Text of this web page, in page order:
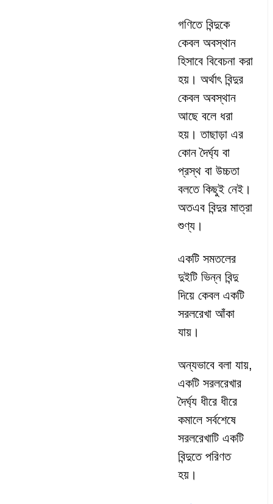
গণিতে বিন্দুকে
কেবল অবস্থান
হিসাবে বিবেচনা করা
হয়। অর্থাৎ বিন্দুর
কেবল অবস্থান
আছে বলে ধরা
হয়। তাছাড়া এর
কোন দৈর্ঘ্য বা
প্রস্থ বা উচ্চতা
বলতে কিছুই নেই।
অতএব বিন্দুর মাত্রা
শুণ্য।
একটি সমতলের
দুইটি ভিন্ন বিন্দু
দিয়ে কেবল একটি
সরলরেখা আঁকা
যায়।
অন্যভাবে বলা যায়,
একটি সরলরেখার
দৈর্ঘ্য ধীরে ধীরে
কমালে সর্বশেষে
সরলরেখাটি একটি
বিন্দুতে পরিণত
হয়।